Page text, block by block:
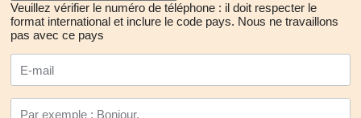
Veuillez vérifier le numéro de téléphone : il doit respecter le
format international et inclure le code pays. Nous ne travaillons
pas avec ce pays